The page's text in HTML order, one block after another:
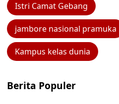
Istri Camat Gebang
jambore nasional pramuka
Kampus kelas dunia
Berita Populer